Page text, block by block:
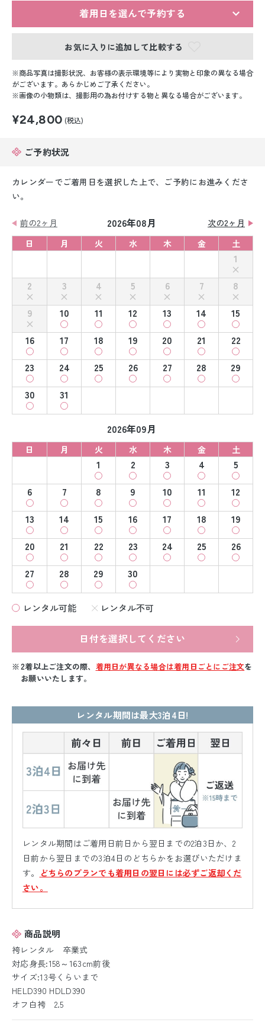
スーツレンタル
色打掛&紋付袴レンタル
白無垢&紋付袴レンタル
着用日を選んで予約する
お気に入りに追加して比較する
商品写真は撮影状況、お客様の表示環境等により実物と印象の異なる場合
がございます。あらかじめご了承ください。
画像の小物類は、撮影用の為お付けする物と異なる場合がございます。
¥24,800 (税込)
ご予約状況
カレンダーでご着用日を選択した上で、ご予約にお進みくださ
い。
前の2ヶ月 2026年08月
次の2ヶ月
日
月 火 水 木 金 土
1
2
3 4 5 6 7
8
9
10 11 12 13 14
15
16
17 18 19 20 21
22
23
24 25 26 27 28
29
30
31
2026年09月
日 月 火 水 木 金 土
1 2 3 4
5
6
7 8 9 10 11
12
13
14 15 16 17 18
19
20
21 22 23 24 25
26
27
28 29 30
レンタル可能 レンタル不可
日付を選択してください
2着以上ご注文の際、 着用日が異なる場合は着用日ごとにご注文を
お願いいたします。
レンタル期間は最大3泊4日!
レンタル期間はご着用日前日から翌日までの2泊3日か、2
日前から翌日までの3泊4日のどちらかをお選びいただけま
す。
どちらのプランでも着用日の翌日には必ずご返却くだ
さい。
商品説明
袴レンタル 卒業式
対応身長:158～163cm前後
サイズ:13号くらいまで
HELD390 HDLD390
オフ白袴 2.5